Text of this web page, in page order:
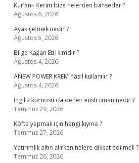
Kur’an-ı Kerim bize nelerden bahseder ?
Ağustos 6, 2026
Ayak çelmek nedir ?
Ağustos 5, 2026
Bilge Kağan Etil kimdir ?
Ağustos 4, 2026
ANEW POWER KREM nasıl kullanılır ?
Ağustos 4, 2026
İngiliz kornosu da denen enstrüman nedir ?
Temmuz 29, 2026
Köfte yapmak için hangi kıyma ?
Temmuz 27, 2026
Yatırımlık altın alırken nelere dikkat edilmeli ?
Temmuz 26, 2026